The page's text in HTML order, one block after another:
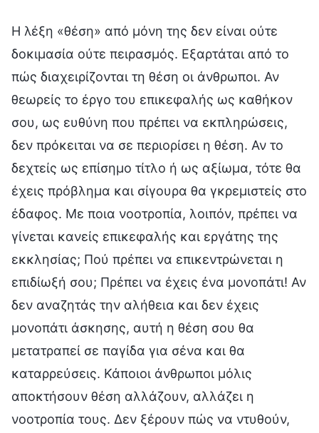
Η λέξη «θέση» από μόνη της δεν είναι ούτε
δοκιμασία ούτε πειρασμός. Εξαρτάται από το
πώς διαχειρίζονται τη θέση οι άνθρωποι. Αν
θεωρείς το έργο του επικεφαλής ως καθήκον
σου, ως ευθύνη που πρέπει να εκπληρώσεις,
δεν πρόκειται να σε περιορίσει η θέση. Αν το
δεχτείς ως επίσημο τίτλο ή ως αξίωμα, τότε θα
έχεις πρόβλημα και σίγουρα θα γκρεμιστείς στο
έδαφος. Με ποια νοοτροπία, λοιπόν, πρέπει να
γίνεται κανείς επικεφαλής και εργάτης της
εκκλησίας; Πού πρέπει να επικεντρώνεται η
επιδίωξή σου; Πρέπει να έχεις ένα μονοπάτι! Αν
δεν αναζητάς την αλήθεια και δεν έχεις
μονοπάτι άσκησης, αυτή η θέση σου θα
μετατραπεί σε παγίδα για σένα και θα
καταρρεύσεις. Κάποιοι άνθρωποι μόλις
αποκτήσουν θέση αλλάζουν, αλλάζει η
νοοτροπία τους. Δεν ξέρουν πώς να ντυθούν,